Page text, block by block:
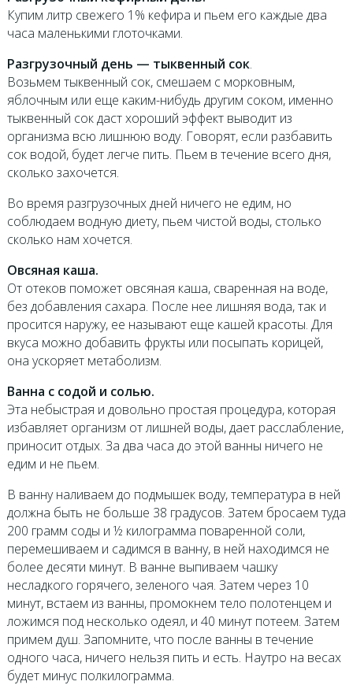
Купим литр свежего 1% кефира и пьем его каждые два
часа маленькими глоточками.
Разгрузочный день — тыквенный сок.
Возьмем тыквенный сок, смешаем с морковным,
яблочным или еще каким-нибудь другим соком, именно
тыквенный сок даст хороший эффект выводит из
организма всю лишнюю воду. Говорят, если разбавить
сок водой, будет легче пить. Пьем в течение всего дня,
сколько захочется.
Во время разгрузочных дней ничего не едим, но
соблюдаем водную диету, пьем чистой воды, столько
сколько нам хочется.
Овсяная каша.
От отеков поможет овсяная каша, сваренная на воде,
без добавления сахара. После нее лишняя вода, так и
просится наружу, ее называют еще кашей красоты. Для
вкуса можно добавить фрукты или посыпать корицей,
она ускоряет метаболизм.
Ванна с содой и солью.
Эта небыстрая и довольно простая процедура, которая
избавляет организм от лишней воды, дает расслабление,
приносит отдых. За два часа до этой ванны ничего не
едим и не пьем.
В ванну наливаем до подмышек воду, температура в ней
должна быть не больше 38 градусов. Затем бросаем туда
200 грамм соды и ½ килограмма поваренной соли,
перемешиваем и садимся в ванну, в ней находимся не
более десяти минут. В ванне выпиваем чашку
несладкого горячего, зеленого чая. Затем через 10
минут, встаем из ванны, промокнем тело полотенцем и
ложимся под несколько одеял, и 40 минут потеем. Затем
примем душ. Запомните, что после ванны в течение
одного часа, ничего нельзя пить и есть. Наутро на весах
будет минус полкилограмма.